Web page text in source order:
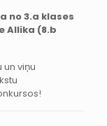
no 3.a klases
Allika (8.b
viņu